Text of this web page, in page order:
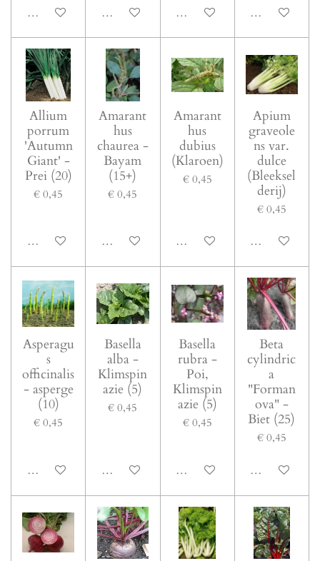
In winkelwagen In winkelwagen In winkelwagen In
Allium
porrum
'Autumn
Giant' -
Prei (20)
€ 0,45
In winkelwagen
Amarant
hus
chaurea -
Bayam
(15+)
€ 0,45
In winkelwagen
Amarant
hus
dubius
(Klaroen)
€ 0,45
In winkelwagen
Apium
graveole
ns var.
dulce
(Bleeksel
derij)
€ 0,45
In
Asperagu
s
officinalis
- asperge
(10)
€ 0,45
In winkelwagen
Basella
alba -
Klimspin
azie (5)
€ 0,45
In winkelwagen
Basella
rubra -
Poi,
Klimspin
azie (5)
€ 0,45
In winkelwagen
Beta
cylindric
a
"Forman
ova" -
Biet (25)
€ 0,45
In